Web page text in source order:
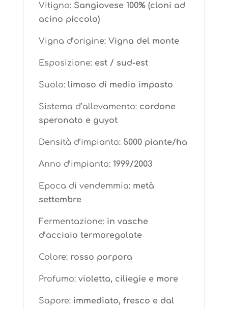
Vitigno: Sangiovese 100% (cloni ad
acino piccolo)
Vigna d’origine: Vigna del monte
Esposizione: est / sud-est
Suolo: limoso di medio impasto
Sistema d’allevamento: cordone
speronato e guyot
Densità d’impianto: 5000 piante/ha
Anno d’impianto: 1999/2003
Epoca di vendemmia: metà
settembre
Fermentazione: in vasche
d’acciaio termoregolate
Colore: rosso porpora
Profumo:violetta, ciliegie e more
Sapore: immediato, fresco e dal